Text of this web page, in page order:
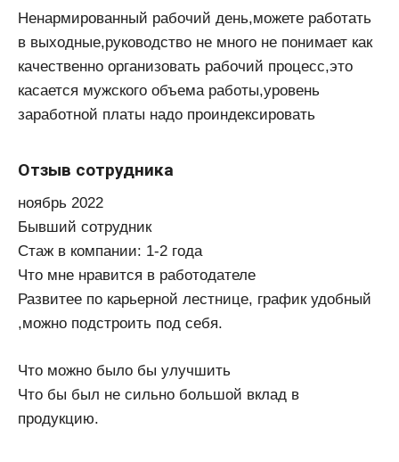
Ненармированный рабочий день,можете работать
в выходные,руководство не много не понимает как
качественно организовать рабочий процесс,это
касается мужского объема работы,уровень
заработной платы надо проиндексировать
Отзыв сотрудника
ноябрь 2022
Бывший сотрудник
Стаж в компании: 1-2 года
Что мне нравится в работодателе
Развитее по карьерной лестнице, график удобный
,можно подстроить под себя.
Что можно было бы улучшить
Что бы был не сильно большой вклад в
продукцию.